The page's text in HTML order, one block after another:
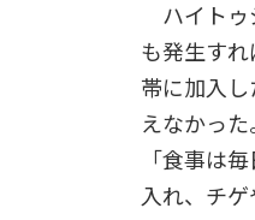
ハイトゥ
も発生す
帯に加入
えなかっ
「食事は
入れ、チ